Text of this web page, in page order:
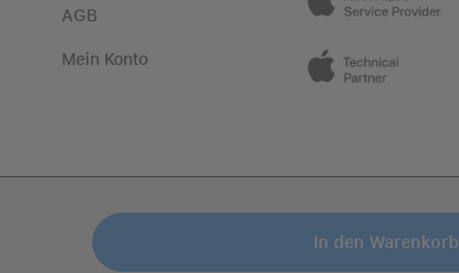
AGB
Mein Konto
In den Warenkorb